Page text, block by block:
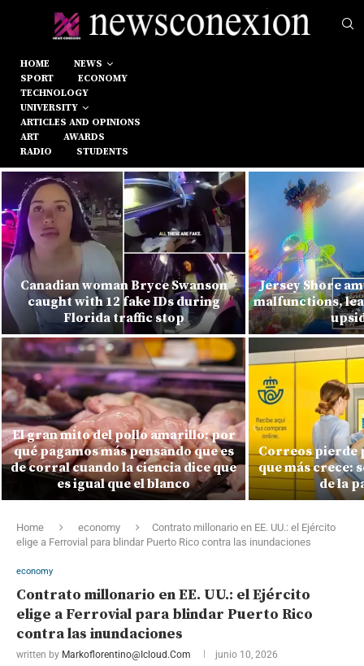
HOME
NEWS
SPORT
ECONOMY
TECHNOLOGY
UNIVERSITY
ARTICLES AND OPINIONS
ART
AWARDS
RADIO
STUDENTS
Canadian woman Bryce Swanson
caught with 12 fake IDs during
Florida traffic stop
El gran mito del pollo amarillo: por
qué pagamos más pensando que es
de corral cuando la ciencia dice que
es igual que el blanco
Jersey Shore
malfunctions,
Correos pierde
que más crece:
de la
Home economy
Contrato millonario en EE. UU.: el Ejército
elige a Ferrovial para blindar Puerto Rico contra las inundaciones
economy
Contrato millonario en EE. UU.: el Ejército
elige a Ferrovial para blindar Puerto Rico
contra las inundaciones
written by Markoflorentino@icloud.com junio 10, 2026